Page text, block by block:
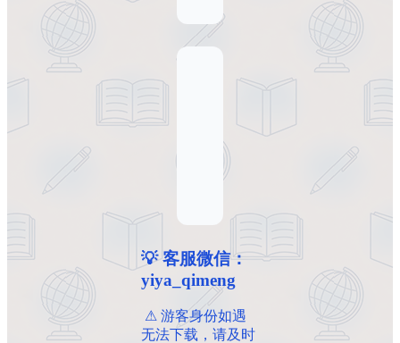
💡 客服微信：
yiya_qimeng
️ ️⚠ 游客身份如遇
无法下载，请及时